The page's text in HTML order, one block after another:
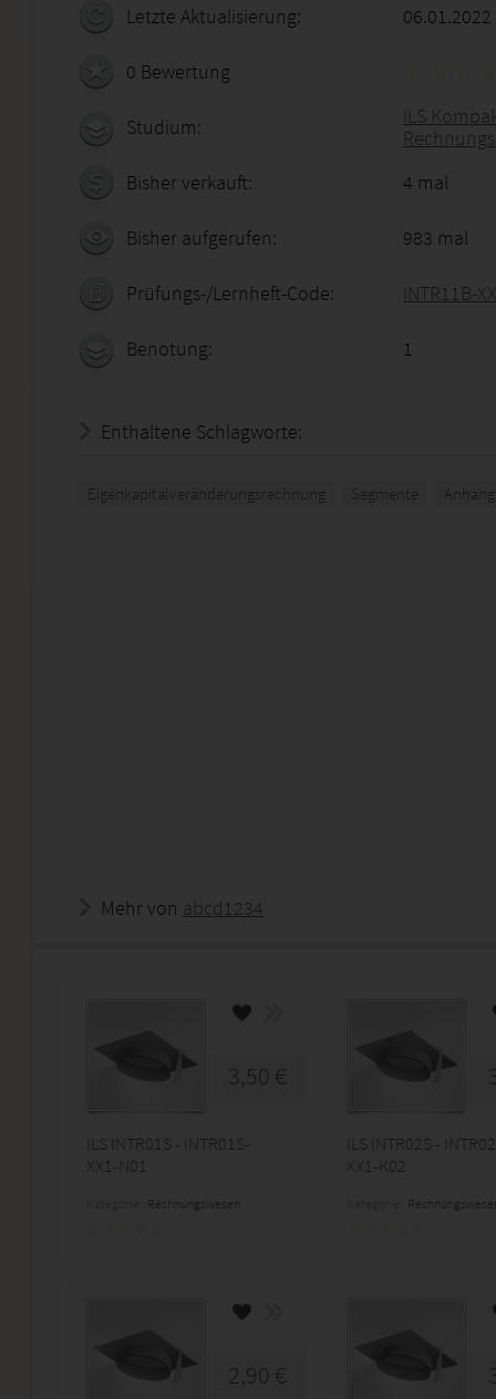
Letzte Aktualisierung: 06.01.2022
0 Bewertung
Studium:
ILS
Bisher verkauft:
4 mal
Bisher aufgerufen: 983 mal
Prüfungs-/Lernheft-Code: INTR11B-
Benotung: 1
Enthaltene Schlagworte:
Eigenkapitalveränderungsrechnung Segmente Anhang
Mehr von abcd1234
3,50 €
ILS INTR01S - INTR01S-
XX1-N01
Rechnungswesen
ILS INTR02S -
XX1-K02
2,90 €